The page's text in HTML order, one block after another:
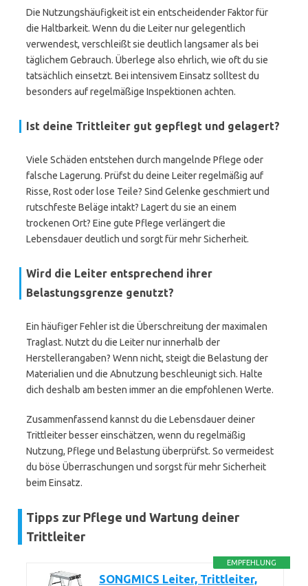
Die Nutzungshäufigkeit ist ein entscheidender Faktor für
die Haltbarkeit. Wenn du die Leiter nur gelegentlich
verwendest, verschleißt sie deutlich langsamer als bei
täglichem Gebrauch. Überlege also ehrlich, wie oft du sie
tatsächlich einsetzt. Bei intensivem Einsatz solltest du
besonders auf regelmäßige Inspektionen achten.
Ist deine Trittleiter gut gepflegt und gelagert?
Viele Schäden entstehen durch mangelnde Pflege oder
falsche Lagerung. Prüfst du deine Leiter regelmäßig auf
Risse, Rost oder lose Teile? Sind Gelenke geschmiert und
rutschfeste Beläge intakt? Lagert du sie an einem
trockenen Ort? Eine gute Pflege verlängert die
Lebensdauer deutlich und sorgt für mehr Sicherheit.
Wird die Leiter entsprechend ihrer
Belastungsgrenze genutzt?
Ein häufiger Fehler ist die Überschreitung der maximalen
Traglast. Nutzt du die Leiter nur innerhalb der
Herstellerangaben? Wenn nicht, steigt die Belastung der
Materialien und die Abnutzung beschleunigt sich. Halte
dich deshalb am besten immer an die empfohlenen Werte.
Zusammenfassend kannst du die Lebensdauer deiner
Trittleiter besser einschätzen, wenn du regelmäßig
Nutzung, Pflege und Belastung überprüfst. So vermeidest
du böse Überraschungen und sorgst für mehr Sicherheit
beim Einsatz.
Tipps zur Pflege und Wartung deiner
Trittleiter
EMPFEHLUNG
SONGMICS Leiter, Trittleiter,